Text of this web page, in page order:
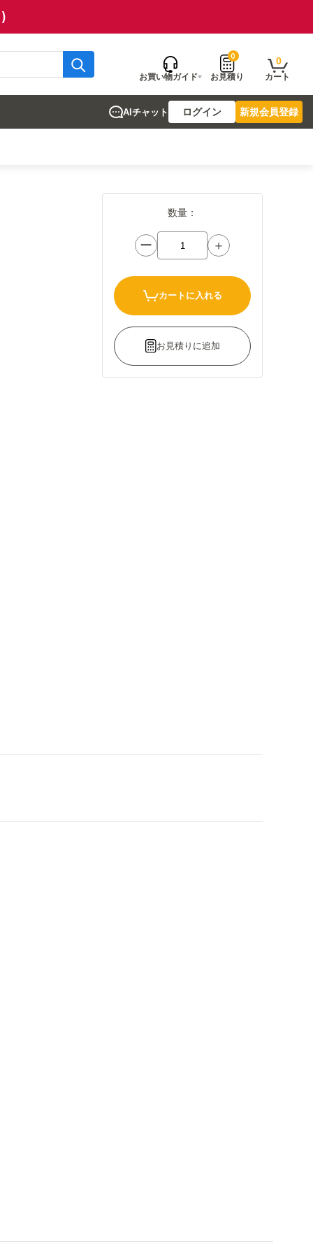
お買い物ガイド
0
お見積り
0
カート
AIチャット ログイン 新規会員登録
数量：
ー ＋
カートに入れる
お見積りに追加